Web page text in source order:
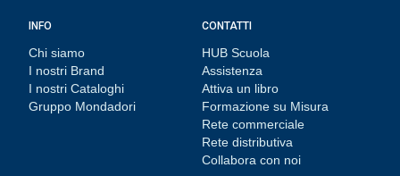
INFO
Chi siamo
I nostri Brand
I nostri Cataloghi
Gruppo Mondadori
CONTATTI
HUB Scuola
Assistenza
Attiva un libro
Formazione su Misura
Rete commerciale
Rete distributiva
Collabora con noi